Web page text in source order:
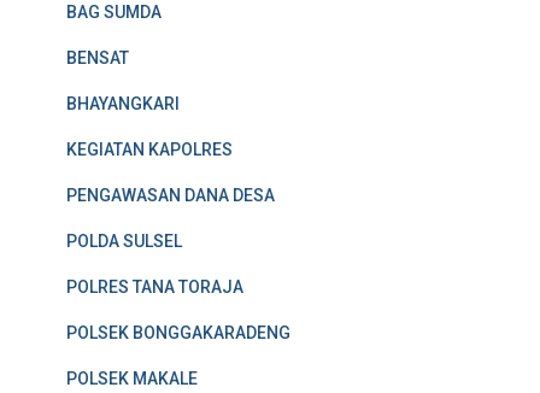
BAG SUMDA
BENSAT
BHAYANGKARI
KEGIATAN KAPOLRES
PENGAWASAN DANA DESA
POLDA SULSEL
POLRES TANA TORAJA
POLSEK BONGGAKARADENG
POLSEK MAKALE